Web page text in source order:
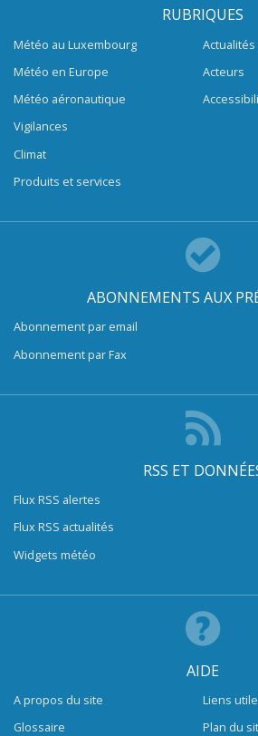
RUBRIQUES
Météo au Luxembourg
Météo en Europe
Météo aéronautique
Vigilances
Climat
Produits et services
Actualités
Acteurs
ABONNEMENTS AUX
Abonnement par email
Abonnement par Fax
RSS ET
Flux RSS alertes
Flux RSS actualités
Widgets météo
AIDE
A propos du site
Glossaire
Liens
Plan du